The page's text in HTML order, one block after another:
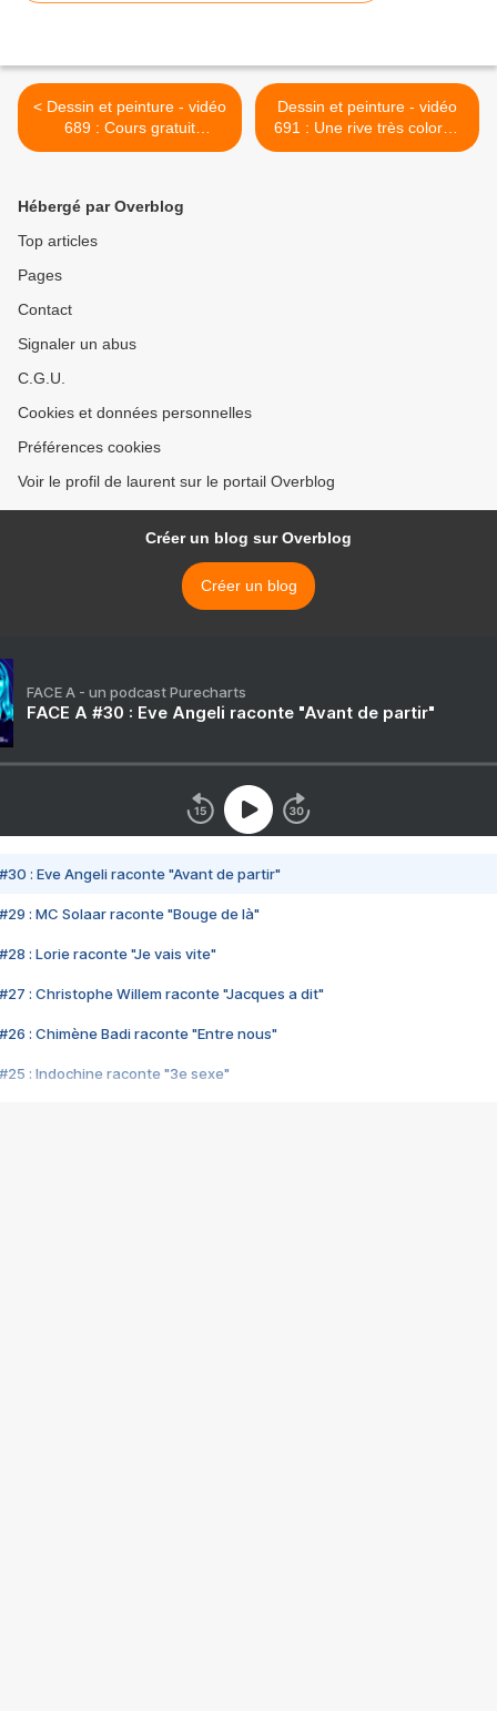
< Dessin et peinture - vidéo
689 : Cours gratuit
d'aquarelle - Peindre
Dessin et peinture - vidéo
691 : Une rive très colorée
peinte à l'huile et au
Hébergé par Overblog
Top articles
Pages
Contact
Signaler un abus
C.G.U.
Cookies et données personnelles
Préférences cookies
Voir le profil de laurent sur le portail Overblog
Créer un blog sur Overblog
Créer un blog
FACE A - un podcast Purecharts
FACE A #30 : Eve Angeli raconte "Avant de partir"
#30 : Eve Angeli raconte "Avant de partir"
#29 : MC Solaar raconte "Bouge de là"
#28 : Lorie raconte "Je vais vite"
#27 : Christophe Willem raconte "Jacques a dit"
#26 : Chimène Badi raconte "Entre nous"
#25 : Indochine raconte "3e sexe"